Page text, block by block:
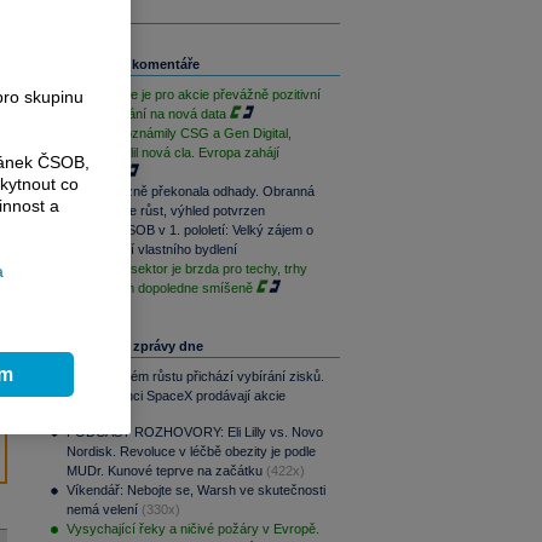
Související komentáře
Závěr týdne je pro akcie převážně pozitivní
při vyčkávání na nová data
Výsledky oznámily CSG a Gen Digital,
Trump uvalil nová cla. Evropa zahájí
opatrně
CSG výrazně překonala odhady. Obranná
divize táhne růst, výhled potvrzen
Skupina ČSOB v 1. pololetí: Velký zájem o
financování vlastního bydlení
Paměťový sektor je brzda pro techy, trhy
jsou na tom dopoledne smíšeně
Nejčtenější zprávy dne
Po raketovém růstu přichází vybírání zisků.
Zaměstnanci SpaceX prodávají akcie
PODCAST ROZHOVORY: Eli Lilly vs. Novo
Nordisk. Revoluce v léčbě obezity je podle
MUDr. Kunové teprve na začátku (422x)
Víkendář: Nebojte se, Warsh ve skutečnosti
nemá velení (330x)
Vysychající řeky a ničivé požáry v Evropě.
skupinu
ČSOB,
co
a